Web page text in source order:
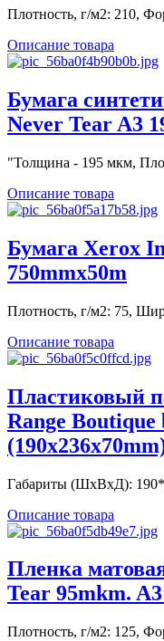
Плотность, г/м2: 210,
Описание товара
Бумага
Never Tear A3
"Толщина - 195 мкм,
Описание товара
Бумага Xerox
750mmx50m
Плотность, г/м2: 75,
Описание товара
Пластиковый
Range Boutique
Габариты (ШхВхД):
Описание товара
Пленка
Tear 95mkm.
Плотность, г/м2: 125,